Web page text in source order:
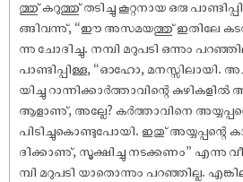
ത്തു് കറുത്തു് തടിച്ചു കൂറ്റനായ ഒരു
ങ്ങിവന്നു്, “ഈ അസമയത്തു് ഇതിലേ
ന്നു ചോദിച്ചു. നമ്പി മറുപടി ഒന്നും
പാണ്ടിപ്പിള്ള, “ഓഹോ, മനസ്സിലായി.
യിച്ചു റാന്നിക്കാർത്താവിന്റെ
ആളാണു്, അല്ലേ? കർത്താവിനെ അയ്യപ്പന്റെ
പിടിച്ചുകൊണ്ടുപോയി. ഇതു് അയ്യപ്പന്റെ
ദിക്കാണു്, സൂക്ഷിച്ചു നടക്കണം” എന്നു
മ്പി മറുപടി യാതൊന്നും പറഞ്ഞില്ല.